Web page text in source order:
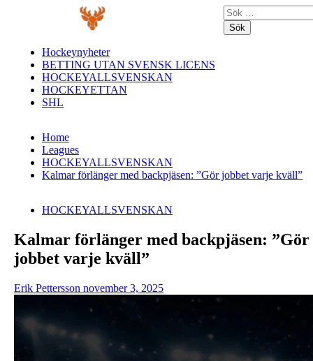
Sök
efter:
Hockeynyheter
BETTING UTAN SVENSK LICENS
HOCKEYALLSVENSKAN
HOCKEYETTAN
SHL
Home
Leagues
HOCKEYALLSVENSKAN
Kalmar förlänger med backpjäsen: ”Gör jobbet varje kväll”
HOCKEYALLSVENSKAN
Kalmar förlänger med backpjäsen: ”Gör
jobbet varje kväll”
Erik Pettersson november 3, 2025